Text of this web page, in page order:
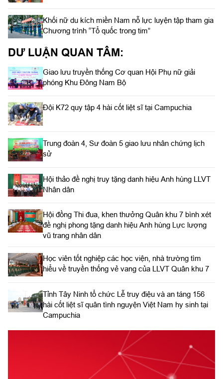
Khối nữ du kích miền Nam nỗ lực luyện tập tham gia
Chương trình “Tổ quốc trong tim”
DƯ LUẬN QUAN TÂM:
Giao lưu truyền thống Cơ quan Hội Phụ nữ giải
phóng Khu Đông Nam Bộ
Đội K72 quy tập 4 hài cốt liệt sĩ tại Campuchia
Trung đoàn 4, Sư đoàn 5 giao lưu nhân chứng lịch
sử
Hội thảo đề nghị truy tặng danh hiệu Anh hùng LLVT
Nhân dân
Hội đồng Thi đua, khen thưởng Quân khu 7 bình xét
đề nghị phong tặng danh hiệu Anh hùng Lực lượng
vũ trang nhân dân
Học viên tốt nghiệp các học viện, nhà trường tìm
hiểu về truyền thống vẻ vang của LLVT Quân khu 7
​Tỉnh Tây Ninh tổ chức Lễ truy điệu và an táng 156
hài cốt liệt sĩ quân tình nguyện Việt Nam hy sinh tại
Campuchia